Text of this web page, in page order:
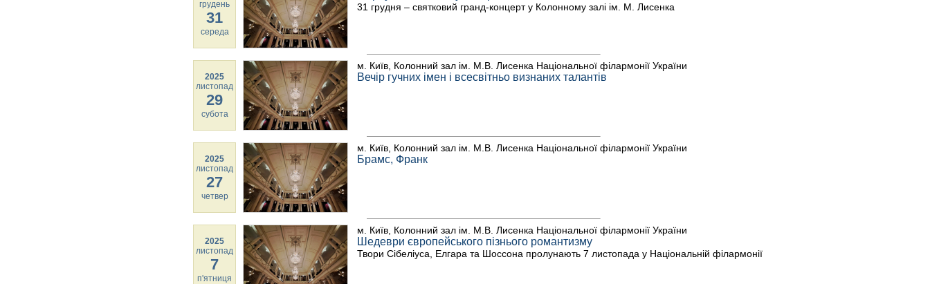
грудень
31
середа
31 грудня – святковий гранд-концерт у Колонному залі ім. М. Лисенка
2025
листопад
29
субота
м. Київ, Колонний зал ім. М.В. Лисенка Національної філармонії України
Вечір гучних імен і всесвітньо визнаних талантів
2025
листопад
27
четвер
м. Київ, Колонний зал ім. М.В. Лисенка Національної філармонії України
Брамс, Франк
2025
листопад
7
п'ятниця
м. Київ, Колонний зал ім. М.В. Лисенка Національної філармонії України
Шедеври європейського пізнього романтизму
Твори Сібеліуса, Елгара та Шоссона пролунають 7 листопада у Національній філармонії